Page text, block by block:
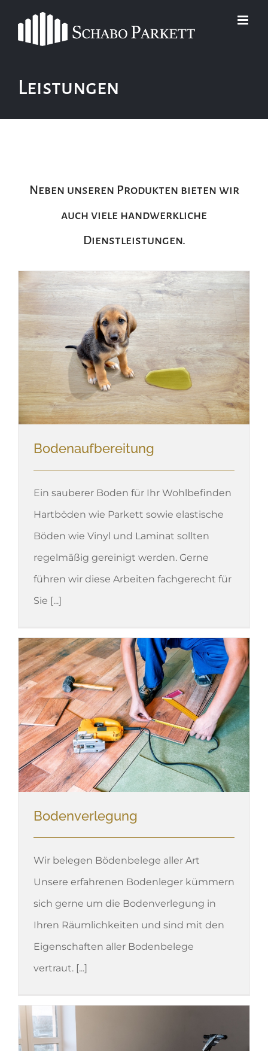
Leistungen
Neben unseren Produkten bieten wir
auch viele handwerkliche
Dienstleistungen.
Bodenaufbereitung
Ein sauberer Boden für Ihr Wohlbefinden
Hartböden wie Parkett sowie elastische
Böden wie Vinyl und Laminat sollten
regelmäßig gereinigt werden. Gerne
führen wir diese Arbeiten fachgerecht für
Sie [...]
Bodenverlegung
Wir belegen Bödenbelege aller Art
Unsere erfahrenen Bodenleger kümmern
sich gerne um die Bodenverlegung in
Ihren Räumlichkeiten und sind mit den
Eigenschaften aller Bodenbelege
vertraut. [...]